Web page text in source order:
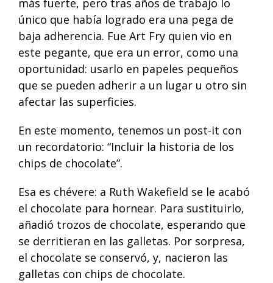
único que había logrado era una pega de
baja adherencia. Fue Art Fry quien vio en
este pegante, que era un error, como una
oportunidad: usarlo en papeles pequeños
que se pueden adherir a un lugar u otro sin
afectar las superficies.
En este momento, tenemos un post-it con
un recordatorio: “Incluir la historia de los
chips de chocolate”.
Esa es chévere: a Ruth Wakefield se le acabó
el chocolate para hornear. Para sustituirlo,
añadió trozos de chocolate, esperando que
se derritieran en las galletas. Por sorpresa,
el chocolate se conservó, y, nacieron las
galletas con chips de chocolate.